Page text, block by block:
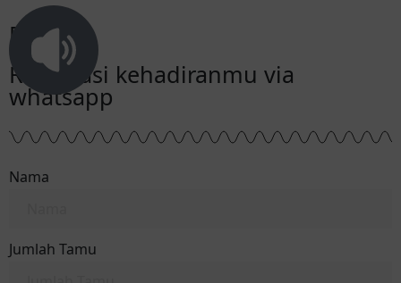
RSVP
Reservasi kehadiranmu via
whatsapp
Nama
Jumlah Tamu